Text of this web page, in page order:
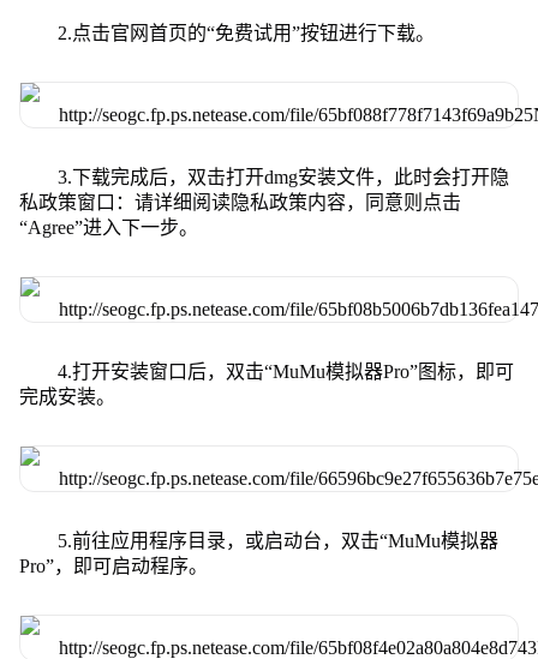
2.点击官网首页的“免费试用”按钮进行下载。
3.下载完成后，双击打开dmg安装文件，此时会打开隐
私政策窗口：请详细阅读隐私政策内容，同意则点击
“Agree”进入下一步。
4.打开安装窗口后，双击“MuMu模拟器Pro”图标，即可
完成安装。
5.前往应用程序目录，或启动台，双击“MuMu模拟器
Pro”，即可启动程序。